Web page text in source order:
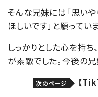
そんな兄妹には「思い
ほしいです」と願ってい
しっかりとした心を持
が素敵でした。今後の
次のページ 【